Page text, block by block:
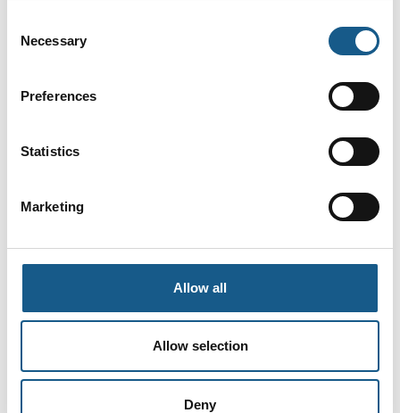
Selection
Necessary
Preferences
Statistics
Marketing
Allow all
Allow selection
Deny
AUTOMATIK ➡ Messe & Vidensforum inden for automation, motion &
drives. Oplev tre dage med netværk, hands on-udforskning af
praksisnært konferenceprogram.
Ses vi 8.-10. september 2026?